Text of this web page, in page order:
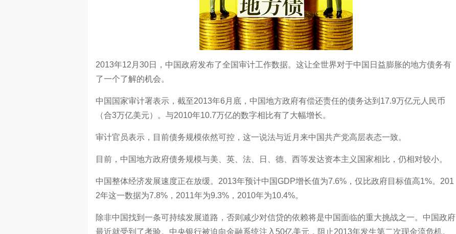
2013年12月30日，中国政府发布了全国审计工作数据。这让全世界对于中国日益膨胀的地方债务有
了一个了解的机会。
中国国家审计署表示，截至2013年6月底，中国地方政府有偿还责任的债务达到17.9万亿元人民币
（合3万亿美元）。与2010年10.7万亿的数字相比有了大幅增长。
审计官员表示，目前债务规模依然可控，这一说法与近月来中国共产党高层表态一致。
目前，中国地方政府债务规模与美、英、法、日、德、西等发达资本主义国家相比，仍相对较小。
中国整体经济发展速度正在放缓。2013年预计中国GDP增长值为7.6%，仅比政府目标值高1%。201
2年这一数据为7.8%，2011年为9.3%，2010年为10.4%。
除非中国找到一条可持续发展道路，否则减少对信贷的依赖将是中国面临的重大挑战之一。中国政府
最近就受到了考验。中央银行被迫向金融系统注入50亿美元，阻止2013年发生第二次现金流危机。